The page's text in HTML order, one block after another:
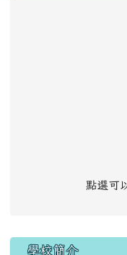
點選可
學校簡介